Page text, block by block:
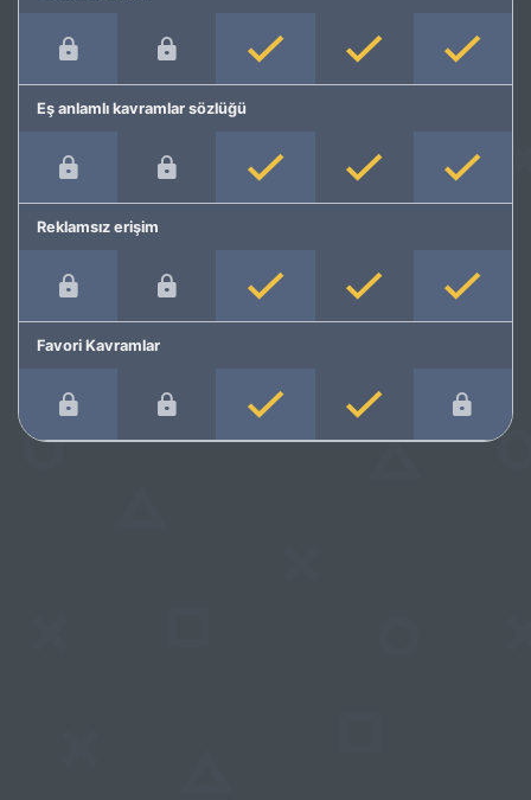
Eş anlamlı kavramlar sözlüğü
Reklamsız erişim
Favori Kavramlar